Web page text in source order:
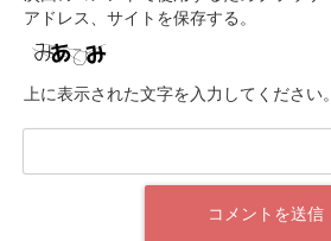
アドレス、サイトを保存する。
上に表示された文字を入力してください。